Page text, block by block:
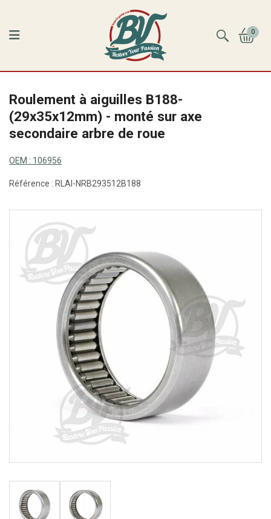
0
Roulement à aiguilles B188-
(29x35x12mm) - monté sur axe
secondaire arbre de roue
OEM : 106956
Référence : RLAI-NRB293512B188